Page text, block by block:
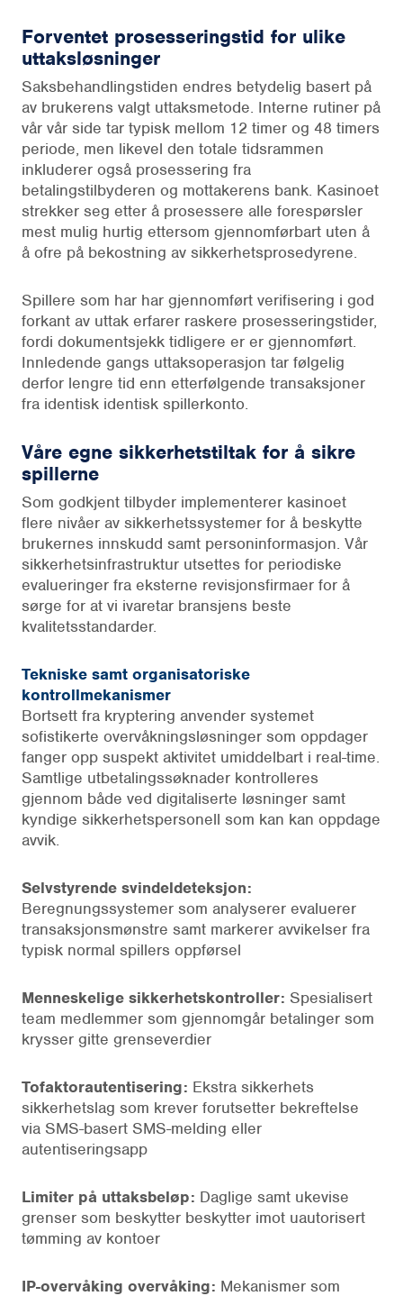
Forventet prosesseringstid for ulike
uttaksløsninger
Saksbehandlingstiden endres betydelig basert på
av brukerens valgt uttaksmetode. Interne rutiner på
vår vår side tar typisk mellom 12 timer og 48 timers
periode, men likevel den totale tidsrammen
inkluderer også prosessering fra
betalingstilbyderen og mottakerens bank. Kasinoet
strekker seg etter å prosessere alle forespørsler
mest mulig hurtig ettersom gjennomførbart uten å
å ofre på bekostning av sikkerhetsprosedyrene.
Spillere som har har gjennomført verifisering i god
forkant av uttak erfarer raskere prosesseringstider,
fordi dokumentsjekk tidligere er er gjennomført.
Innledende gangs uttaksoperasjon tar følgelig
derfor lengre tid enn etterfølgende transaksjoner
fra identisk identisk spillerkonto.
Våre egne sikkerhetstiltak for å sikre
spillerne
Som godkjent tilbyder implementerer kasinoet
flere nivåer av sikkerhetssystemer for å beskytte
brukernes innskudd samt personinformasjon. Vår
sikkerhetsinfrastruktur utsettes for periodiske
evalueringer fra eksterne revisjonsfirmaer for å
sørge for at vi ivaretar bransjens beste
kvalitetsstandarder.
Tekniske samt organisatoriske
kontrollmekanismer
Bortsett fra kryptering anvender systemet
sofistikerte overvåkningsløsninger som oppdager
fanger opp suspekt aktivitet umiddelbart i real-time.
Samtlige utbetalingssøknader kontrolleres
gjennom både ved digitaliserte løsninger samt
kyndige sikkerhetspersonell som kan kan oppdage
avvik.
Selvstyrende svindeldeteksjon:
Beregnungssystemer som analyserer evaluerer
transaksjonsmønstre samt markerer avvikelser fra
typisk normal spillers oppførsel
Menneskelige sikkerhetskontroller: Spesialisert
team medlemmer som gjennomgår betalinger som
krysser gitte grenseverdier
Tofaktorautentisering: Ekstra sikkerhets
sikkerhetslag som krever forutsetter bekreftelse
via SMS-basert SMS-melding eller
autentiseringsapp
Limiter på uttaksbeløp: Daglige samt ukevise
grenser som beskytter beskytter imot uautorisert
tømming av kontoer
IP-overvåking overvåking: Mekanismer som